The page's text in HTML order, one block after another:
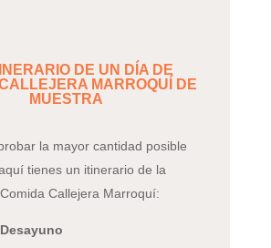
DE UN DÍA DE
MARROQUÍ DE
MUESTRA
la mayor cantidad posible
tienes un itinerario de la
Callejera Marroquí: